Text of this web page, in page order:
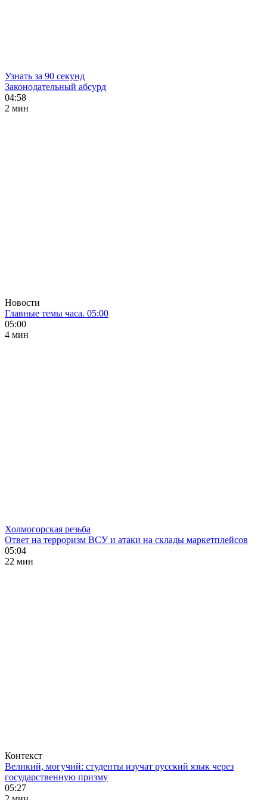
Узнать за 90 секунд
Законодательный абсурд
04:58
2 мин
Новости
Главные темы часа. 05:00
05:00
4 мин
Холмогорская резьба
Ответ на терроризм ВСУ и атаки на склады маркетплейсов
05:04
22 мин
Контекст
Великий, могучий: студенты изучат русский язык через
государственную призму
05:27